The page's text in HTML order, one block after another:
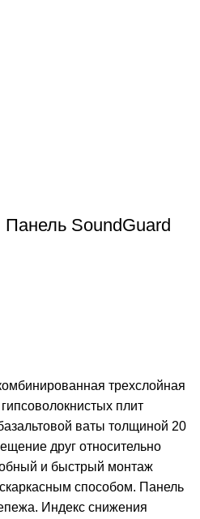
Панель SoundGuard
трехслойная
плит
ваты толщиной 20
друг относительно
и быстрый монтаж
способом. Панель
Индекс снижения